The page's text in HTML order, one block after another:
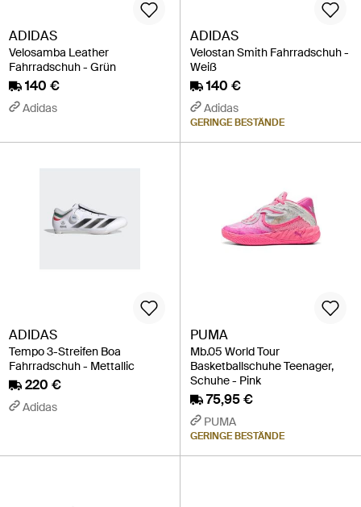
ADIDAS
Velosamba Leather
Fahrradschuh - Grün
140 €
Adidas
ADIDAS
Velostan Smith Fahrradschuh -
Weiß
140 €
Adidas
GERINGE BESTÄNDE
ADIDAS
Tempo 3-Streifen Boa
Fahrradschuh - Mettallic
220 €
Adidas
PUMA
Mb.05 World Tour
Basketballschuhe Teenager,
Schuhe - Pink
75,95 €
PUMA
GERINGE BESTÄNDE